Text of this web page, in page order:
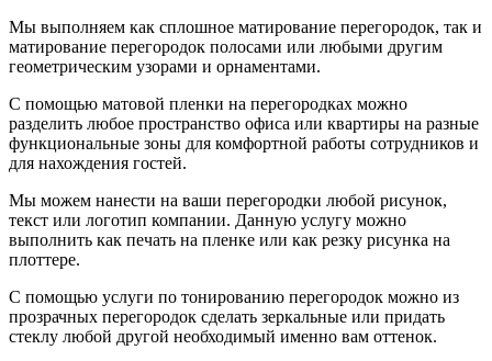
Мы выполняем как сплошное матирование перегородок, так и
матирование перегородок полосами или любыми другим
геометрическим узорами и орнаментами.
С помощью матовой пленки на перегородках можно
разделить любое пространство офиса или квартиры на разные
функциональные зоны для комфортной работы сотрудников и
для нахождения гостей.
Мы можем нанести на ваши перегородки любой рисунок,
текст или логотип компании. Данную услугу можно
выполнить как печать на пленке или как резку рисунка на
плоттере.
С помощью услуги по тонированию перегородок можно из
прозрачных перегородок сделать зеркальные или придать
стеклу любой другой необходимый именно вам оттенок.